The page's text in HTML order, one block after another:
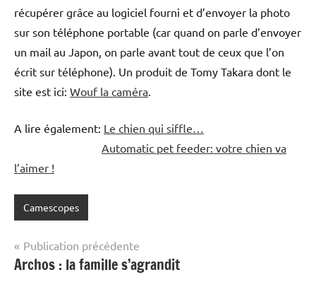
récupérer grâce au logiciel fourni et d’envoyer la photo
sur son téléphone portable (car quand on parle d’envoyer
un mail au Japon, on parle avant tout de ceux que l’on
écrit sur téléphone). Un produit de Tomy Takara dont le
site est ici: Wouf la caméra
A lire également: Le chien qui siffle…
Automatic pet feeder: votre chien va
l’aimer !
Camescopes
Navigation
de
Publication précédente
Archos : la famille s’agrandit